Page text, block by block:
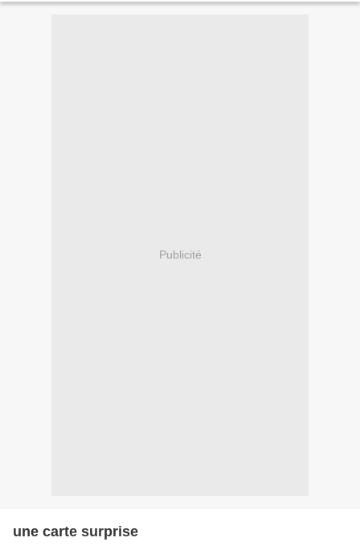
Publicité
une carte surprise